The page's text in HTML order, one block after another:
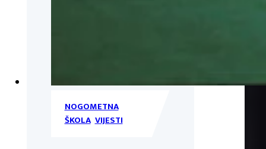
NOGOMETNA
ŠKOLA,VIJESTI